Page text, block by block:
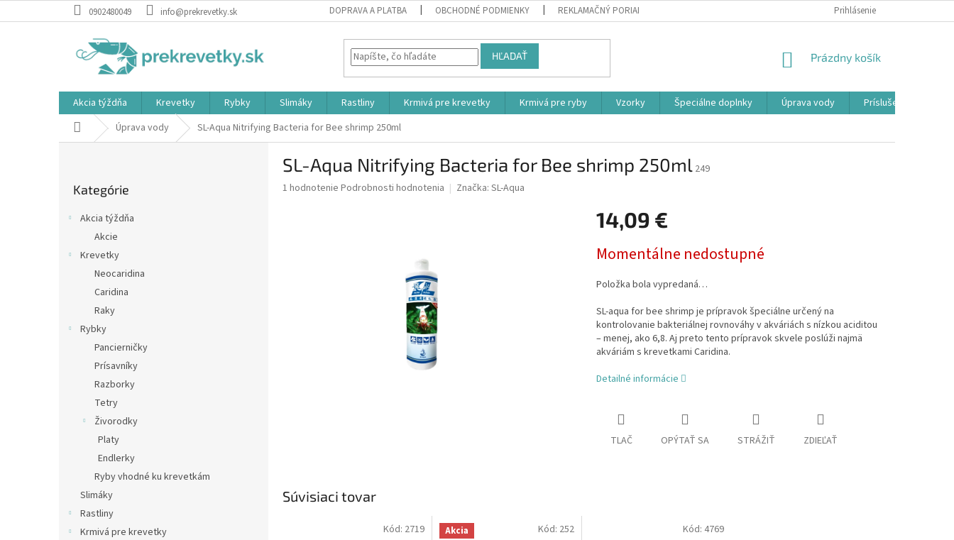
na
0902480049 info@prekrevetky.sk DOPRAVA A PLATBA OBCHODNÉ PODMIENKY REKLAMAČNÝ PORIADOK PODMIENKY OCHRANY OSOBNÝCH ÚDAJOVPrihlásenie
HĽADAŤ
NÁKUPNÝ
Prázdny košík
Akcia týždňa Krevetky Rybky Slimáky Rastliny Krmivá pre krevetky Krmivá pre ryby Vzorky Špeciálne doplnky Úprava vody Príslušenstvo
DomovÚprava vody SL-Aqua Nitrifying Bacteria for Bee shrimp 250ml
kategórie
Kategórie
Akcia týždňa
Akcie
Krevetky
Neocaridina
Caridina
Raky
Rybky
Pancierničky
Prísavníky
Razborky
Tetry
Živorodky
Platy
Endlerky
Ryby vhodné ku krevetkám
Slimáky
Rastliny
Krmivá pre krevetky
SL-Aqua Nitrifying Bacteria for Bee shrimp 250ml 249
Priemerné
1 hodnotenie Podrobnosti hodnotenia Značka: SL-Aqua
14,09 €
cena:
Momentálne nedostupné
Položka bola vypredaná…
SL-aqua for bee shrimp je prípravok špeciálne určený na
kontrolovanie bakteriálnej rovnováhy v akváriách s nízkou aciditou
– menej, ako 6,8. Aj preto tento prípravok skvele poslúži najmä
akváriám s krevetkami Caridina.
Detailné informácie
TLAČ OPÝTAŤ SA STRÁŽIŤ ZDIEĽAŤ
Súvisiaci tovar
Kód: 2719 Akcia Kód: 252 Kód: 4769